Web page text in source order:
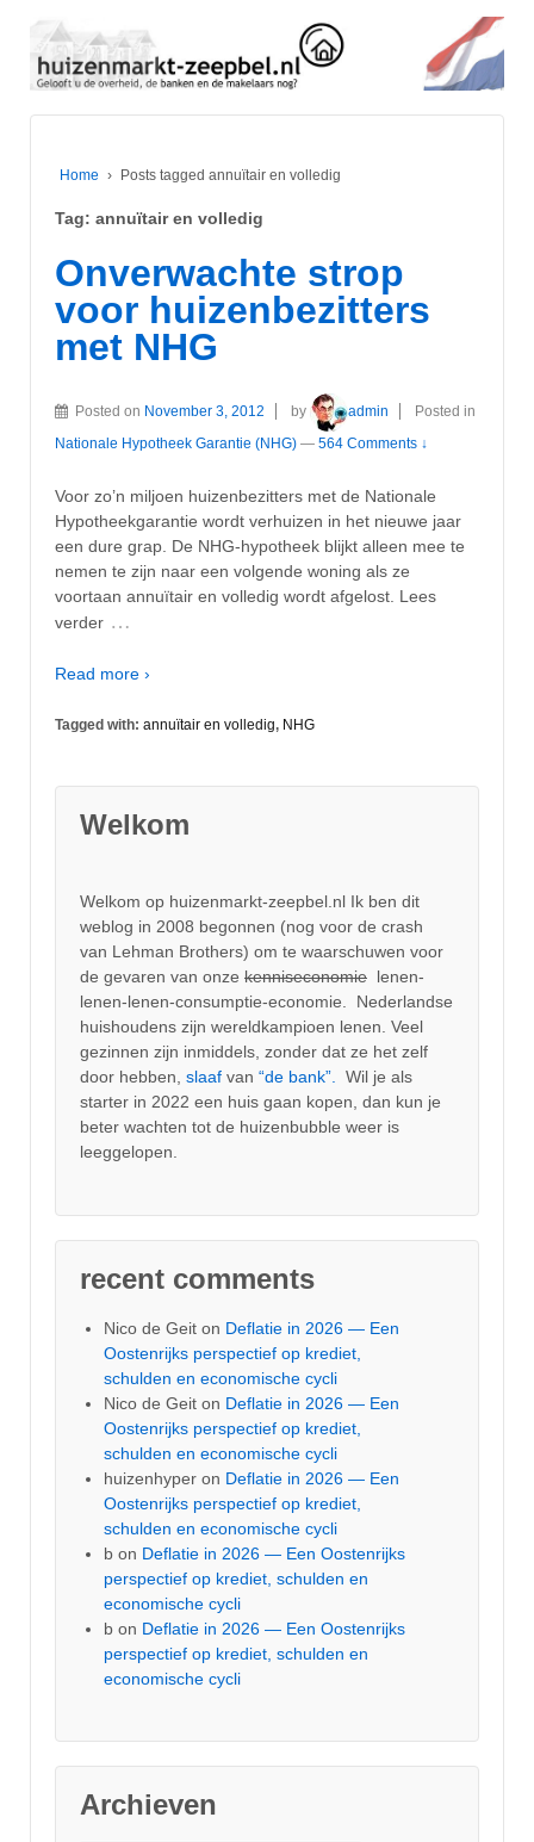
Home › Posts tagged annuïtair en volledig
Tag: annuïtair en volledig
Onverwachte strop
voor huizenbezitters
met NHG
Posted on November 3, 2012 by admin
Posted in
Nationale Hypotheek Garantie (NHG) — 564 Comments ↓
Voor zo’n miljoen huizenbezitters met de Nationale
Hypotheekgarantie wordt verhuizen in het nieuwe jaar
een dure grap. De NHG-hypotheek blijkt alleen mee te
nemen te zijn naar een volgende woning als ze
voortaan annuïtair en volledig wordt afgelost. Lees
verder …
Read more ›
Tagged with: annuïtair en volledig, NHG
Welkom
Welkom op huizenmarkt-zeepbel.nl Ik ben dit
weblog in 2008 begonnen (nog voor de crash
van Lehman Brothers) om te waarschuwen voor
de gevaren van onze kenniseconomie lenen-
lenen-lenen-consumptie-economie. Nederlandse
huishoudens zijn wereldkampioen lenen. Veel
gezinnen zijn inmiddels, zonder dat ze het zelf
door hebben, slaaf van “de bank”.
Wil je als
starter in 2022 een huis gaan kopen, dan kun je
beter wachten tot de huizenbubble weer is
leeggelopen.
recent comments
Nico de Geit on Deflatie in 2026 — Een
Oostenrijks perspectief op krediet,
schulden en economische cycli
Nico de Geit on Deflatie in 2026 — Een
Oostenrijks perspectief op krediet,
schulden en economische cycli
huizenhyper on Deflatie in 2026 — Een
Oostenrijks perspectief op krediet,
schulden en economische cycli
b on Deflatie in 2026 — Een Oostenrijks
perspectief op krediet, schulden en
economische cycli
b on Deflatie in 2026 — Een Oostenrijks
perspectief op krediet, schulden en
economische cycli
Archieven